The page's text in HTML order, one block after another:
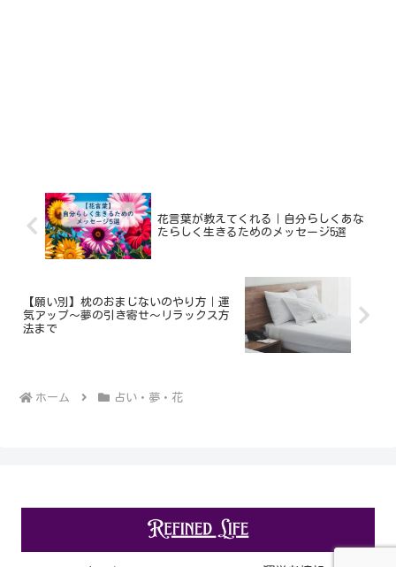
花言葉が教えてくれる｜自分らしくあな
たらしく生きるためのメッセージ5選
【願い別】枕のおまじないのやり方｜運
気アップ～夢の引き寄せ～リラックス方
法まで
ホーム 占い・夢・花